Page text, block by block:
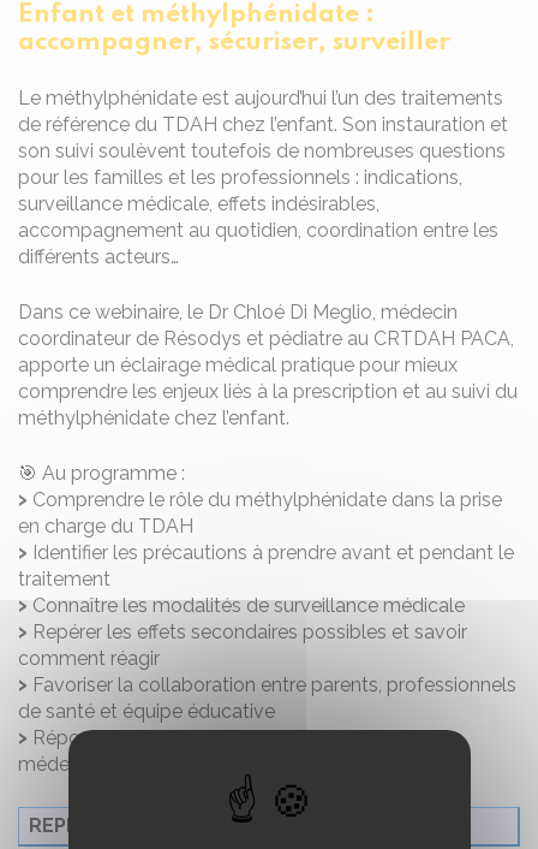
Enfant et méthylphénidate :
accompagner, sécuriser, surveiller
Le méthylphénidate est aujourd’hui l’un des traitements
de référence du TDAH chez l’enfant. Son instauration et
son suivi soulèvent toutefois de nombreuses questions
pour les familles et les professionnels : indications,
surveillance médicale, effets indésirables,
accompagnement au quotidien, coordination entre les
différents acteurs…
Dans ce webinaire, le Dr Chloé Di Meglio, médecin
coordinateur de Résodys et pédiatre au CRTDAH PACA,
apporte un éclairage médical pratique pour mieux
comprendre les enjeux liés à la prescription et au suivi du
méthylphénidate chez l’enfant.
🎯 Au programme :
Comprendre le rôle du méthylphénidate dans la prise
en charge du TDAH
Identifier les précautions à prendre avant et pendant le
traitement
Connaître les modalités de surveillance médicale
Repérer les effets secondaires possibles et savoir
comment réagir
Favoriser la collaboration entre parents, professionnels
de santé et équipe éducative
Répondre aux questions les plus fréquentes des
médecins
REPLAY